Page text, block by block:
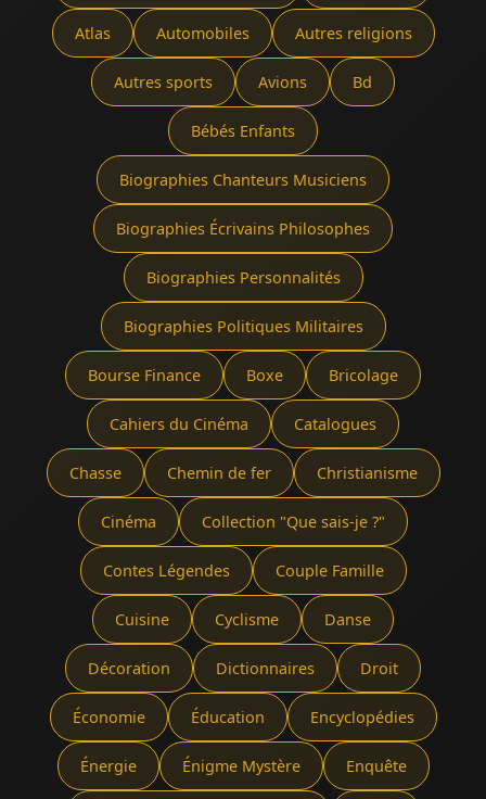
Atlas Automobiles Autres religions
Autres sports Avions Bd
Bébés Enfants
Biographies Chanteurs Musiciens
Biographies Écrivains Philosophes
Biographies Personnalités
Biographies Politiques Militaires
Bourse Finance Boxe Bricolage
Cahiers du Cinéma Catalogues
Chasse Chemin de fer Christianisme
Cinéma Collection "Que sais-je ?"
Contes Légendes Couple Famille
Cuisine Cyclisme Danse
Décoration Dictionnaires Droit
Économie Éducation Encyclopédies
Énergie Énigme Mystère Enquête